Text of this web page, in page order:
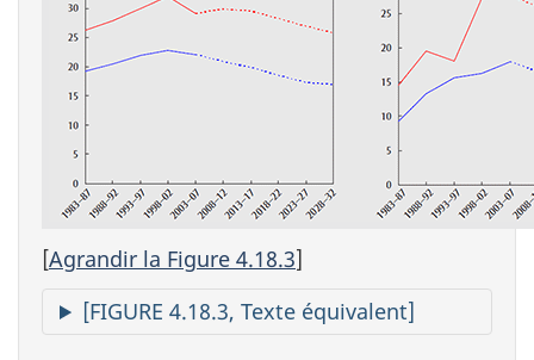
[Agrandir la Figure 4.18.3]
[FIGURE 4.18.3, Texte équivalent]